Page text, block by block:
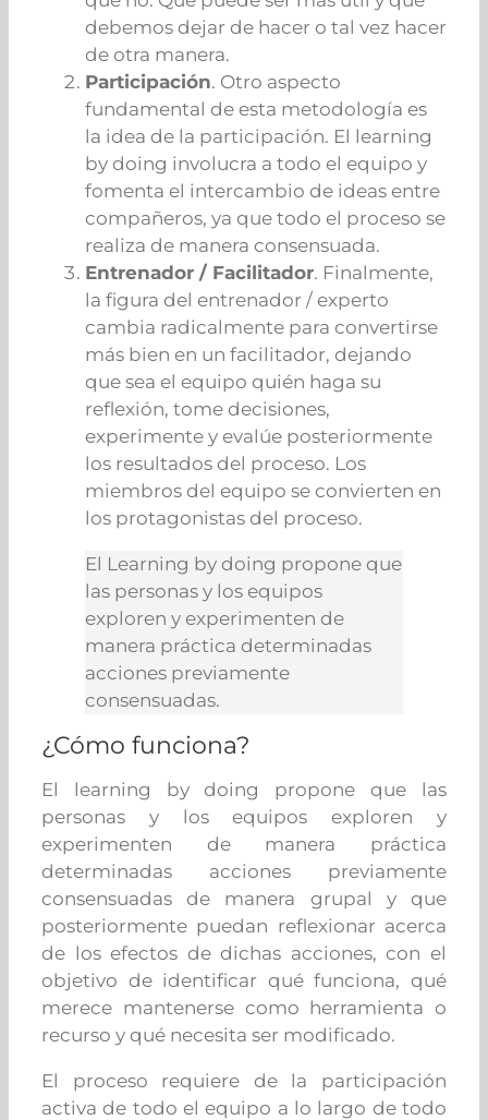
debemos dejar de hacer o tal vez hacer
de otra manera.
Participación. Otro aspecto
fundamental de esta metodología es
la idea de la participación. El learning
by doing involucra a todo el equipo y
fomenta el intercambio de ideas entre
compañeros, ya que todo el proceso se
realiza de manera consensuada.
Entrenador / Facilitador. Finalmente,
la figura del entrenador / experto
cambia radicalmente para convertirse
más bien en un facilitador, dejando
que sea el equipo quién haga su
reflexión, tome decisiones,
experimente y evalúe posteriormente
los resultados del proceso. Los
miembros del equipo se convierten en
los protagonistas del proceso.
El Learning by doing propone que
las personas y los equipos
exploren y experimenten de
manera práctica determinadas
acciones previamente
consensuadas.
¿Cómo funciona?
El learning by doing propone que las
personas y los equipos exploren y
experimenten de manera práctica
determinadas acciones previamente
consensuadas de manera grupal y que
posteriormente puedan reflexionar acerca
de los efectos de dichas acciones, con el
objetivo de identificar qué funciona, qué
merece mantenerse como herramienta o
recurso y qué necesita ser modificado.
El proceso requiere de la participación
activa de todo el equipo a lo largo de todo